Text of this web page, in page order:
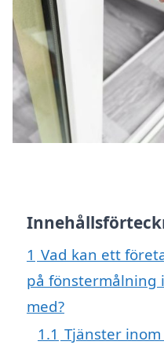
1 Vad kan ett
på fönstermålning
med?
1.1 Tjänster